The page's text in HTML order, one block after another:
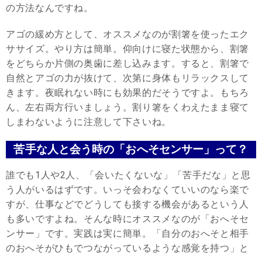
の方法なんですね。
アゴの緩め方として、オススメなのが割箸を使ったエク
ササイズ。やり方は簡単。仰向けに寝た状態から、割箸
をどちらか片側の奥歯に差し込みます。すると、割箸で
自然とアゴの力が抜けて、次第に身体もリラックスして
きます。夜眠れない時にも効果的だそうですよ。もちろ
ん、左右両方行いましょう。割り箸をくわえたまま寝て
しまわないように注意して下さいね。
苦手な人と会う時の「おへそセンサー」って？
誰でも1人や2人、「会いたくないな」「苦手だな」と思
う人がいるはずです。いっそ会わなくていいのなら楽で
すが、仕事などでどうしても接する機会があるという人
も多いですよね。そんな時にオススメなのが「おへそセ
ンサー」です。実践は実に簡単。「自分のおへそと相手
のおへそがひもでつながっているような感覚を持つ」と